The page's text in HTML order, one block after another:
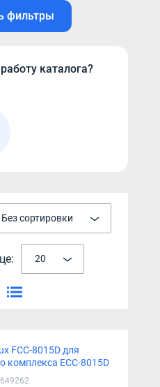
фильтры
каталога?
Без сортировки
20
FCC-8015D для
комплекса ECC-8015D